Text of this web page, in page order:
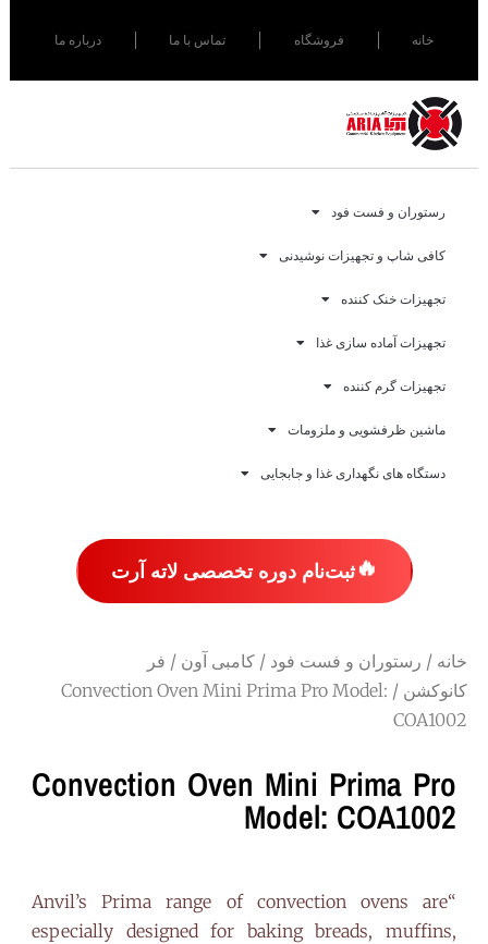
خانه فروشگاه تماس با ما درباره ما
رستوران و فست فود
کافی شاپ و تجهیزات نوشیدنی
تجهیزات خنک کننده
تجهیزات آماده سازی غذا
تجهیزات گرم کننده
ماشین ظرفشویی و ملزومات
دستگاه های نگهداری غذا و جابجایی
🔥ثبت‌نام دوره تخصصی لاته آرت
خانه / رستوران و فست فود / کامبی آون / فر
کانوکشن
/ Convection Oven Mini Prima Pro Model:
COA1002
Convection Oven Mini Prima Pro
Model: COA1002
“Anvil’s Prima range of convection ovens are
especially designed for baking breads, muffins,